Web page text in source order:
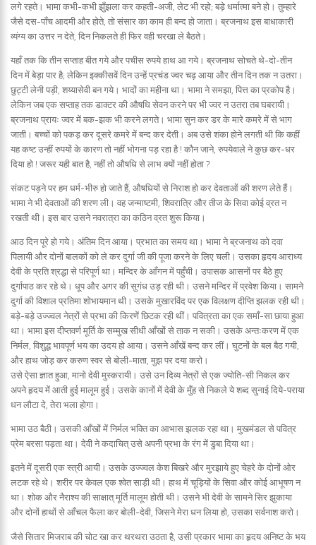
लगे रहते। भामा कभी-कभी झुँझला कर कहती-अजी, लेट भी रहो; बड़े धर्मात्मा बने हो। तुम्हारे
जैसे दस-पाँच आदमी और होते, तो संसार का काम ही बन्द हो जाता। ब्रजनाथ इस बाधाकारी
व्यंग्य का उत्तर न देते, दिन निकलते ही फिर वही चरखा ले बैठते।
यहाँ तक कि तीन सप्ताह बीत गये और पचीस रुपये हाथ आ गये। ब्रजनाथ सोचते थे-दो-तीन
दिन में बेड़ा पार है; लेकिन इक्कीसवें दिन उन्हें प्रचंड ज्वर चढ़ आया और तीन दिन तक न उतरा।
छुट्टी लेनी पड़ी, शय्यासेवी बन गये। भादों का महीना था। भामा ने समझा, पित्त का प्रकोप है।
लेकिन जब एक सप्ताह तक डाक्टर की औषधि सेवन करने पर भी ज्वर न उतरा तब घबरायी।
ब्रजनाथ प्रायः ज्वर में बक-झक भी करने लगते। भामा सुन कर डर के मारे कमरे में से भाग
जाती। बच्चों को पकड़ कर दूसरे कमरे में बन्द कर देती। अब उसे शंका होने लगती थी कि कहीं
यह कष्ट उन्हीं रुपयों के कारण तो नहीं भोगना पड़ रहा है ! कौन जाने, रुपयेवाले ने कुछ कर-धर
दिया हो ! जरूर यही बात है, नहीं तो औषधि से लाभ क्यों नहीं होता ?
संकट पड़ने पर हम धर्म-भीरु हो जाते हैं, औषधियों से निराश हो कर देवताओं की शरण लेते हैं।
भामा ने भी देवताओं की शरण ली। वह जन्माष्टमी, शिवरात्रि और तीज के सिवा कोई व्रत न
रखती थी। इस बार उसने नवरात्रा का कठिन व्रत शुरू किया।
आठ दिन पूरे हो गये। अंतिम दिन आया। प्रभात का समय था। भामा ने ब्रजनाथ को दवा
पिलायी और दोनों बालकों को ले कर दुर्गा जी की पूजा करने के लिए चली। उसका हृदय आराध्य
देवी के प्रति श्रद्धा से परिपूर्ण था। मन्दिर के आँगन में पहुँची। उपासक आसनों पर बैठे हुए
दुर्गापाठ कर रहे थे। धूप और अगर की सुगंध उड़ रही थी। उसने मन्दिर में प्रवेश किया। सामने
दुर्गा की विशाल प्रतिमा शोभायमान थी। उसके मुखारविंद पर एक विलक्षण दीप्ति झलक रही थी।
बड़े-बड़े उज्ज्वल नेत्रों से प्रभा की किरणें छिटक रही थीं। पवित्रता का एक समाँ-सा छाया हुआ
था। भामा इस दीप्तवर्ण मूर्ति के सम्मुख सीधी आँखों से ताक न सकी। उसके अन्तःकरण में एक
निर्मल, विशुद्ध भावपूर्ण भय का उदय हो आया। उसने आँखें बन्द कर लीं। घुटनों के बल बैठ गयी,
और हाथ जोड़ कर करुण स्वर से बोली-माता, मुझ पर दया करो।
उसे ऐसा ज्ञात हुआ, मानो देवी मुस्करायी। उसे उन दिव्य नेत्रों से एक ज्योति-सी निकल कर
अपने हृदय में आती हुई मालूम हुई। उसके कानों में देवी के मुँह से निकले ये शब्द सुनाई दिये-पराया
धन लौटा दे, तेरा भला होगा।
भामा उठ बैठी। उसकी आँखों में निर्मल भक्ति का आभास झलक रहा था। मुखमंडल से पवित्र
प्रेम बरसा पड़ता था। देवी ने कदाचित् उसे अपनी प्रभा के रंग में डुबा दिया था।
इतने में दूसरी एक स्त्री आयी। उसके उज्ज्वल केश बिखरे और मुरझाये हुए चेहरे के दोनों ओर
लटक रहे थे। शरीर पर केवल एक श्वेत साड़ी थी। हाथ में चूड़ियों के सिवा और कोई आभूषण न
था। शोक और नैराश्य की साक्षात् मूर्ति मालूम होती थी। उसने भी देवी के सामने सिर झुकाया
और दोनों हाथों से आँचल फैला कर बोली-देवी, जिसने मेरा धन लिया हो, उसका सर्वनाश करो।
जैसे सितार मिजराब की चोट खा कर थरथरा उठता है, उसी प्रकार भामा का हृदय अनिष्ट के भय